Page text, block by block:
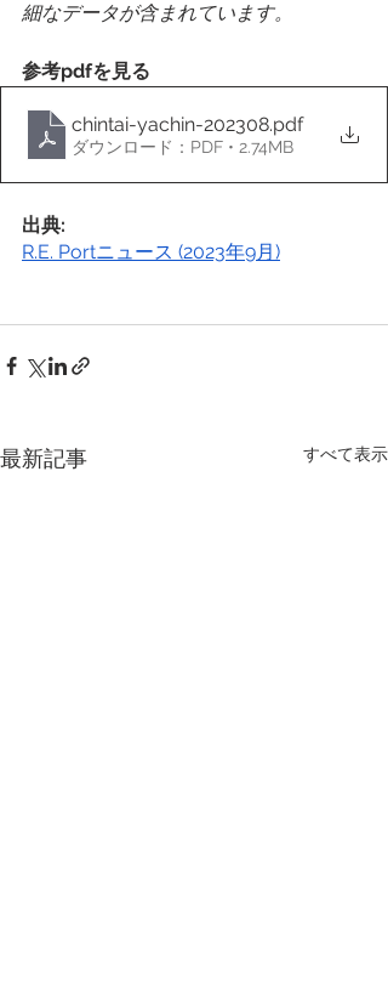
細なデータが含まれています。
参考pdfを見る
chintai-yachin-202308.pdf
ダウンロード：PDF • 2.74MB
出典:
R.E. Portニュース (2023年9月)
最新記事 すべて表示